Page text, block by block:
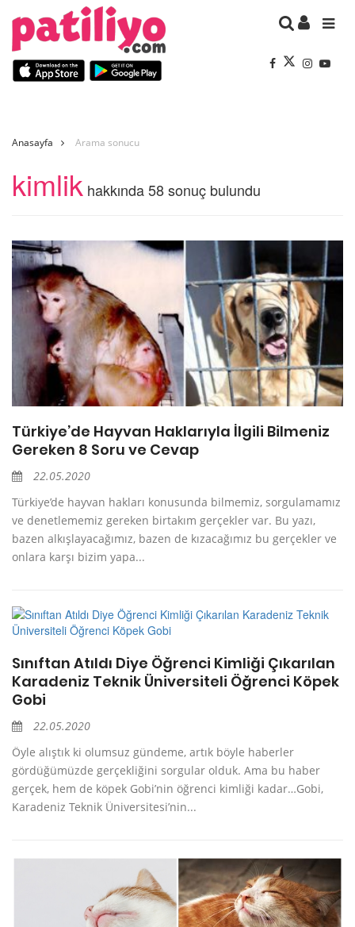
Anasayfa Arama sonucu
kimlik hakkında 58 sonuç bulundu
Türkiye’de Hayvan Haklarıyla İlgili Bilmeniz
Gereken 8 Soru ve Cevap
22.05.2020
Türkiye’de hayvan hakları konusunda bilmemiz, sorgulamamız
ve denetlememiz gereken birtakım gerçekler var. Bu yazı,
bazen alkışlayacağımız, bazen de kızacağımız bu gerçekler ve
onlara karşı bizim yapa...
Sınıftan Atıldı Diye Öğrenci Kimliği Çıkarılan
Karadeniz Teknik Üniversiteli Öğrenci Köpek
Gobi
22.05.2020
Öyle alıştık ki olumsuz gündeme, artık böyle haberler
gördüğümüzde gerçekliğini sorgular olduk. Ama bu haber
gerçek, hem de köpek Gobi’nin öğrenci kimliği kadar…Gobi,
Karadeniz Teknik Üniversitesi’nin...